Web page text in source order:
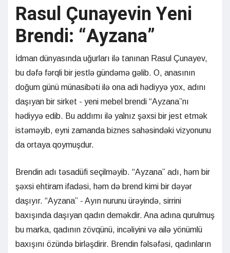
Rasul Çunayevin Yeni
Brendi: “Ayzana”
İdman dünyasında uğurları ilə tanınan Rasul Çunayev,
bu dəfə fərqli bir jestlə gündəmə gəlib. O, anasının
doğum günü münasibəti ilə ona adi hədiyyə yox, adını
daşıyan bir sirket - yeni mebel brendi “Ayzana”nı
hədiyyə edib. Bu addımı ilə yalnız şəxsi bir jest etmək
istəməyib, eyni zamanda biznes sahəsindəki vizyonunu
da ortaya qoymuşdur.
Brendin adı təsadüfi seçilməyib. “Ayzana” adı, həm bir
şəxsi ehtiram ifadəsi, həm də brend kimi bir dəyər
daşıyır. “Ayzana” - Ayın nurunu ürəyində, sirrini
baxışında daşıyan qadın deməkdir. Ana adına qurulmuş
bu marka, qadının zövqünü, incəliyini və ailə yönümlü
baxışını özündə birləşdirir. Brendin fəlsəfəsi, qadınların